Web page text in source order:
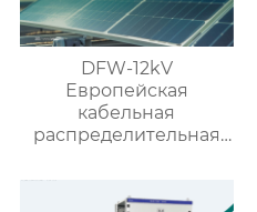
DFW-12kV
Европейская
кабельная
распределительная